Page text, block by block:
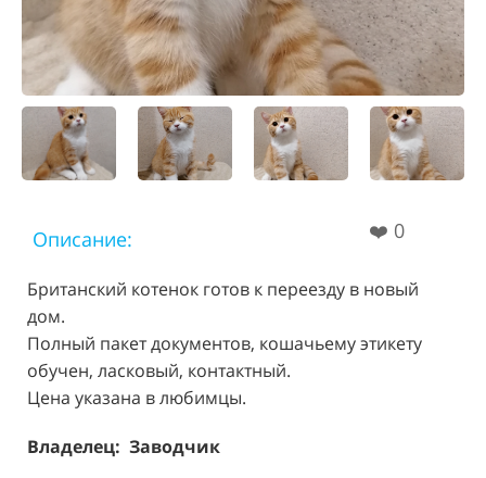
Описание: ❤️ 0
Британский котенок готов к переезду в новый
дом.
Полный пакет документов, кошачьему этикету
обучен, ласковый, контактный.
Цена указана в любимцы.
Владелец: Заводчик